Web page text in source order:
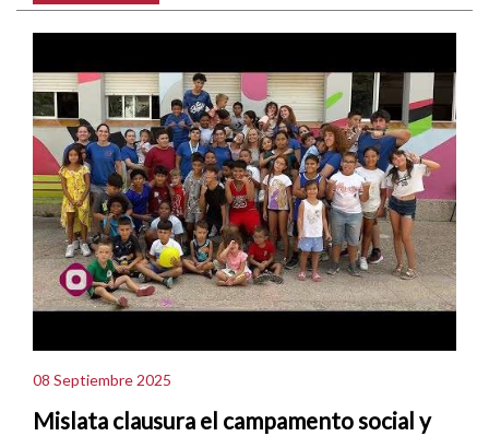
08 Septiembre 2025
Mislata clausura el campamento social y